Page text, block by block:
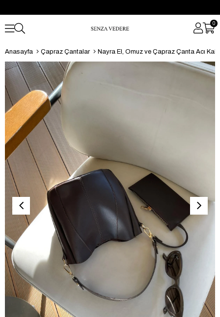
0
Anasayfa Çapraz Çantalar Nayra El, Omuz ve Çapraz Çanta Acı